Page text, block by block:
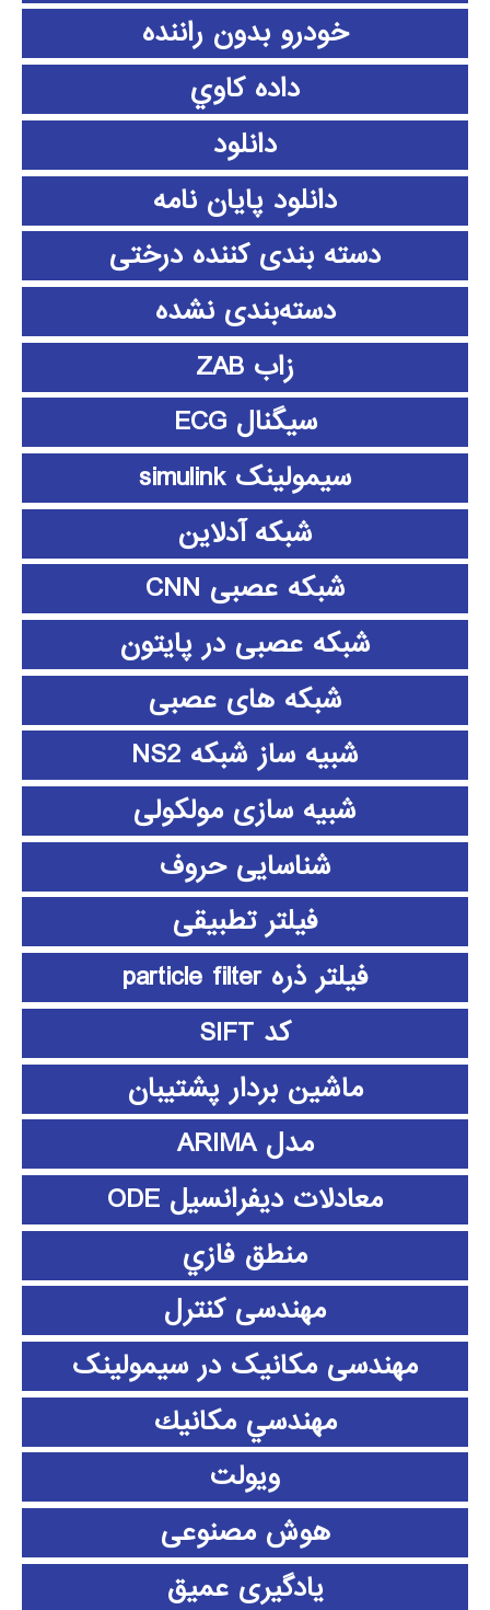
خودرو بدون راننده
داده كاوي
دانلود
دانلود پايان نامه
دسته بندی کننده درختی
دسته‌بندی نشده
زاب ZAB
سیگنال ECG
سیمولینک simulink
شبکه آدلاین
شبکه عصبی CNN
شبکه عصبی در پایتون
شبکه های عصبی
شبیه ساز شبکه NS2
شبیه سازی مولکولی
شناسایی حروف
فیلتر تطبیقی
فیلتر ذره particle filter
کد SIFT
ماشین بردار پشتیبان
مدل ARIMA
معادلات دیفرانسیل ODE
منطق فازي
مهندسی کنترل
مهندسی مکانیک در سیمولینک
مهندسي مكانيك
ویولت
هوش مصنوعی
یادگیری عمیق